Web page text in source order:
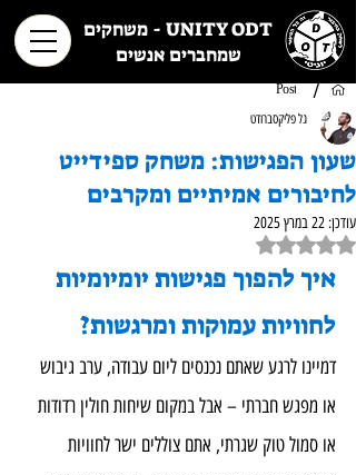
UNITY ODT - משחקים
שמחברים אנשים
/
Post
שעון הפגישות: משחק ספידייט
לחיבורים אמיתיים ומקרבים
גל פליקסברודט
עודכן: 22 במרץ 2025
דירוג של NaN מתוך 5 כוכבים
איך להפוך פגישות יומיומיות
לחוויות עמוקות ומרגשות?
דמיינו לרגע שאתם נכנסים ליום עבודה, ערב גיבוש
או מפגש חברתי – אבל במקום שיחות חולין רדודות
או סמול טוק שגרתי, אתם צוללים ישר לחוויות